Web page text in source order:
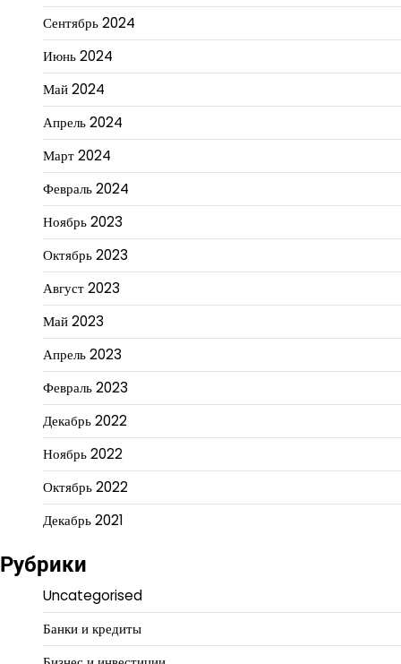
Сентябрь 2024
Июнь 2024
Май 2024
Апрель 2024
Март 2024
Февраль 2024
Ноябрь 2023
Октябрь 2023
Август 2023
Май 2023
Апрель 2023
Февраль 2023
Декабрь 2022
Ноябрь 2022
Октябрь 2022
Декабрь 2021
Рубрики
Uncategorised
Банки и кредиты